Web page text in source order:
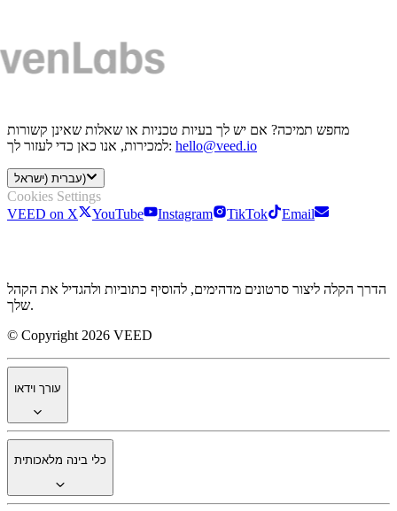
מחפש תמיכה? אם יש לך בעיות טכניות או שאלות שאינן קשורות
למכירות, אנו כאן כדי לעזור לך: hello@veed.io
עברית (ישראל)
Cookies Settings
VEED on X
YouTube Instagram TikTok Email
הדרך הקלה ליצור סרטונים מדהימים, להוסיף כתוביות ולהגדיל את הקהל
שלך.
© Copyright 2026 VEED
עורך וידאו
כלי בינה מלאכותית